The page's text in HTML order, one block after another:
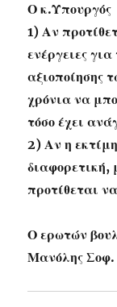
Ο κ.Υπουργός
1) Αν
ενέργειες
αξιοποίησης
χρόνια να
τόσο έχει
2) Αν η
διαφορετική,
προτίθεται
Ο ερωτών
Μανόλης